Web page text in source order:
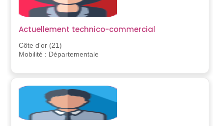
Actuellement technico-commercial
Côte d'or (21)
Mobilité : Départementale